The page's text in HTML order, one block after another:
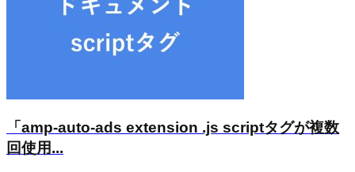
「amp-auto-ads extension .js scriptタグが複数
回使用...